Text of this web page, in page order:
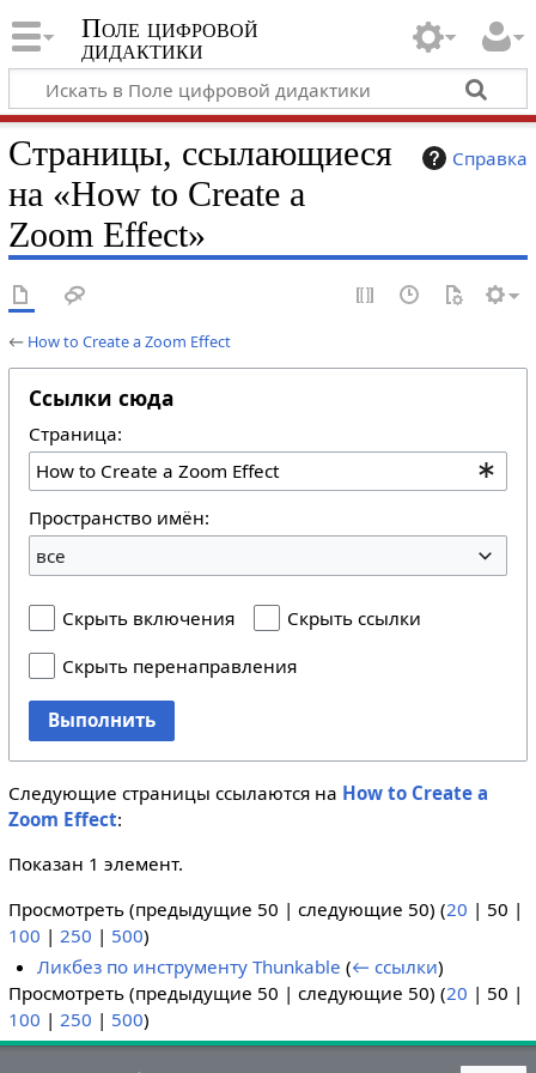
Поле цифровой
дидактики
Справка
Страницы, ссылающиеся
на «How to Create a
Zoom Effect»
← How to Create a Zoom Effect
Ссылки сюда
Страница:
Пространство имён:
все
Скрыть включения
Скрыть ссылки
Скрыть перенаправления
Выполнить
Следующие страницы ссылаются на How to Create a
Zoom Effect:
Показан 1 элемент.
Просмотреть (предыдущие 50 | следующие 50) (20 | 50 |
100 | 250 | 500)
Ликбез по инструменту Thunkable (← ссылки)
Просмотреть (предыдущие 50 | следующие 50) (20 | 50 |
100 | 250 | 500)